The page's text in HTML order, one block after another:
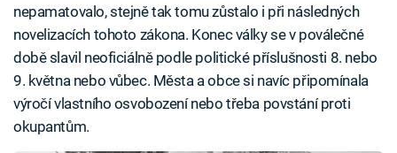
nepamatovalo, stejně tak tomu zůstalo i při následných
novelizacích tohoto zákona. Konec války se v poválečné
době slavil neoficiálně podle politické příslušnosti 8. nebo
9. května nebo vůbec. Města a obce si navíc připomínala
výročí vlastního osvobození nebo třeba povstání proti
okupantům.